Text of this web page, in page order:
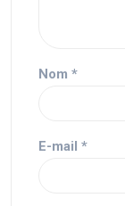
Nom *
E-mail *